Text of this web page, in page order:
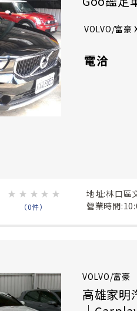
VOLVO/富豪
電洽
★ ★ ★ ★ ★
（0件）
地址:林口區
營業時間
VOLVO/富豪
高雄家明